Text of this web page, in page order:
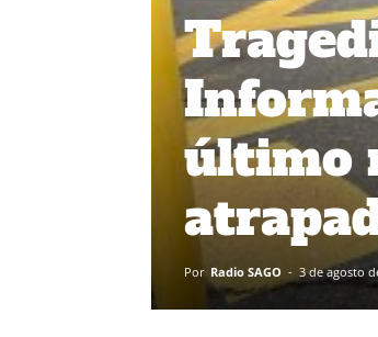
último
Por Radio SAGO - 3 de agosto